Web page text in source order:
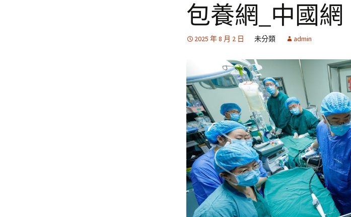
包養網_中國網
2025 年 8 月 2 日 未分類 admin